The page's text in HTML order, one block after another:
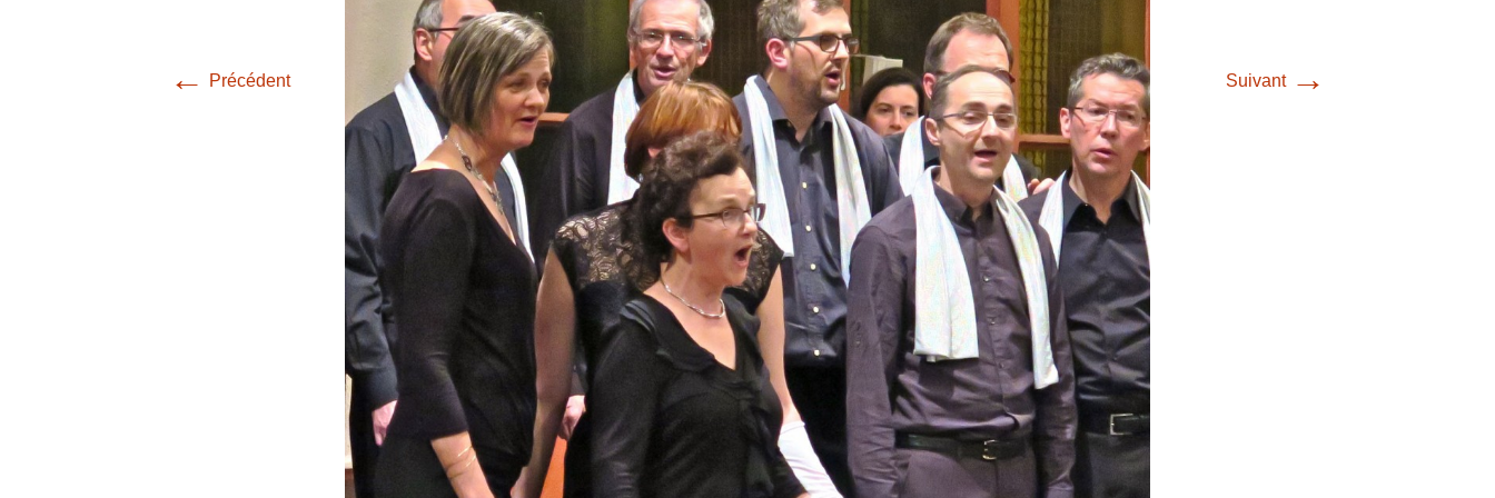
Concert Bleu (Février
2016)
Musiques du concert BLEU
(Février 2015)
Photos Jazz à la Une –
édition complète Mars
2019
Photos Jazz à la UNE – Mai
2018
Photos Best-Of (Juin 2017)
Happy 2016: les coulisses
Photos Happy (Octobre
2016)
Photos Telethon 2015
Photos Concert Bleu
(Février 2015)
Contact
Photos Polyfollia (Oct
2014)
← Précédent Suivant →